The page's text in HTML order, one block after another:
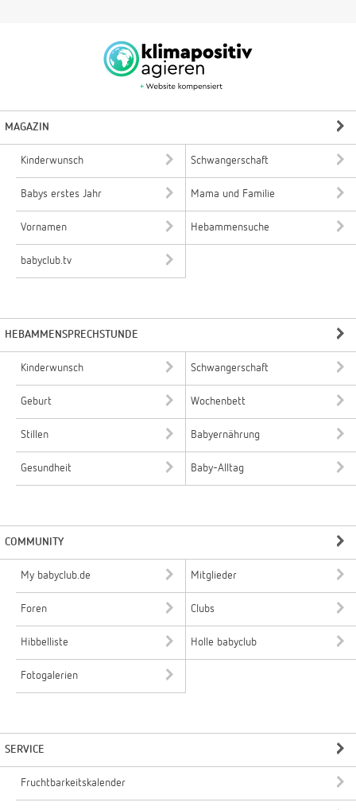
MAGAZIN
Kinderwunsch Schwangerschaft
Babys erstes Jahr Mama und Familie
Vornamen Hebammensuche
babyclub.tv
HEBAMMENSPRECHSTUNDE
Kinderwunsch Schwangerschaft
Geburt Wochenbett
Stillen Babyernährung
Gesundheit Baby-Alltag
COMMUNITY
My babyclub.de Mitglieder
Foren Clubs
Hibbelliste Holle babyclub
Fotogalerien
SERVICE
Fruchtbarkeitskalender